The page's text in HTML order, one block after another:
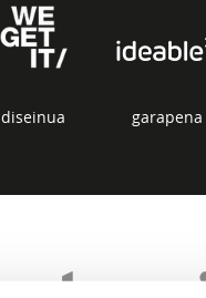
diseinua garapena